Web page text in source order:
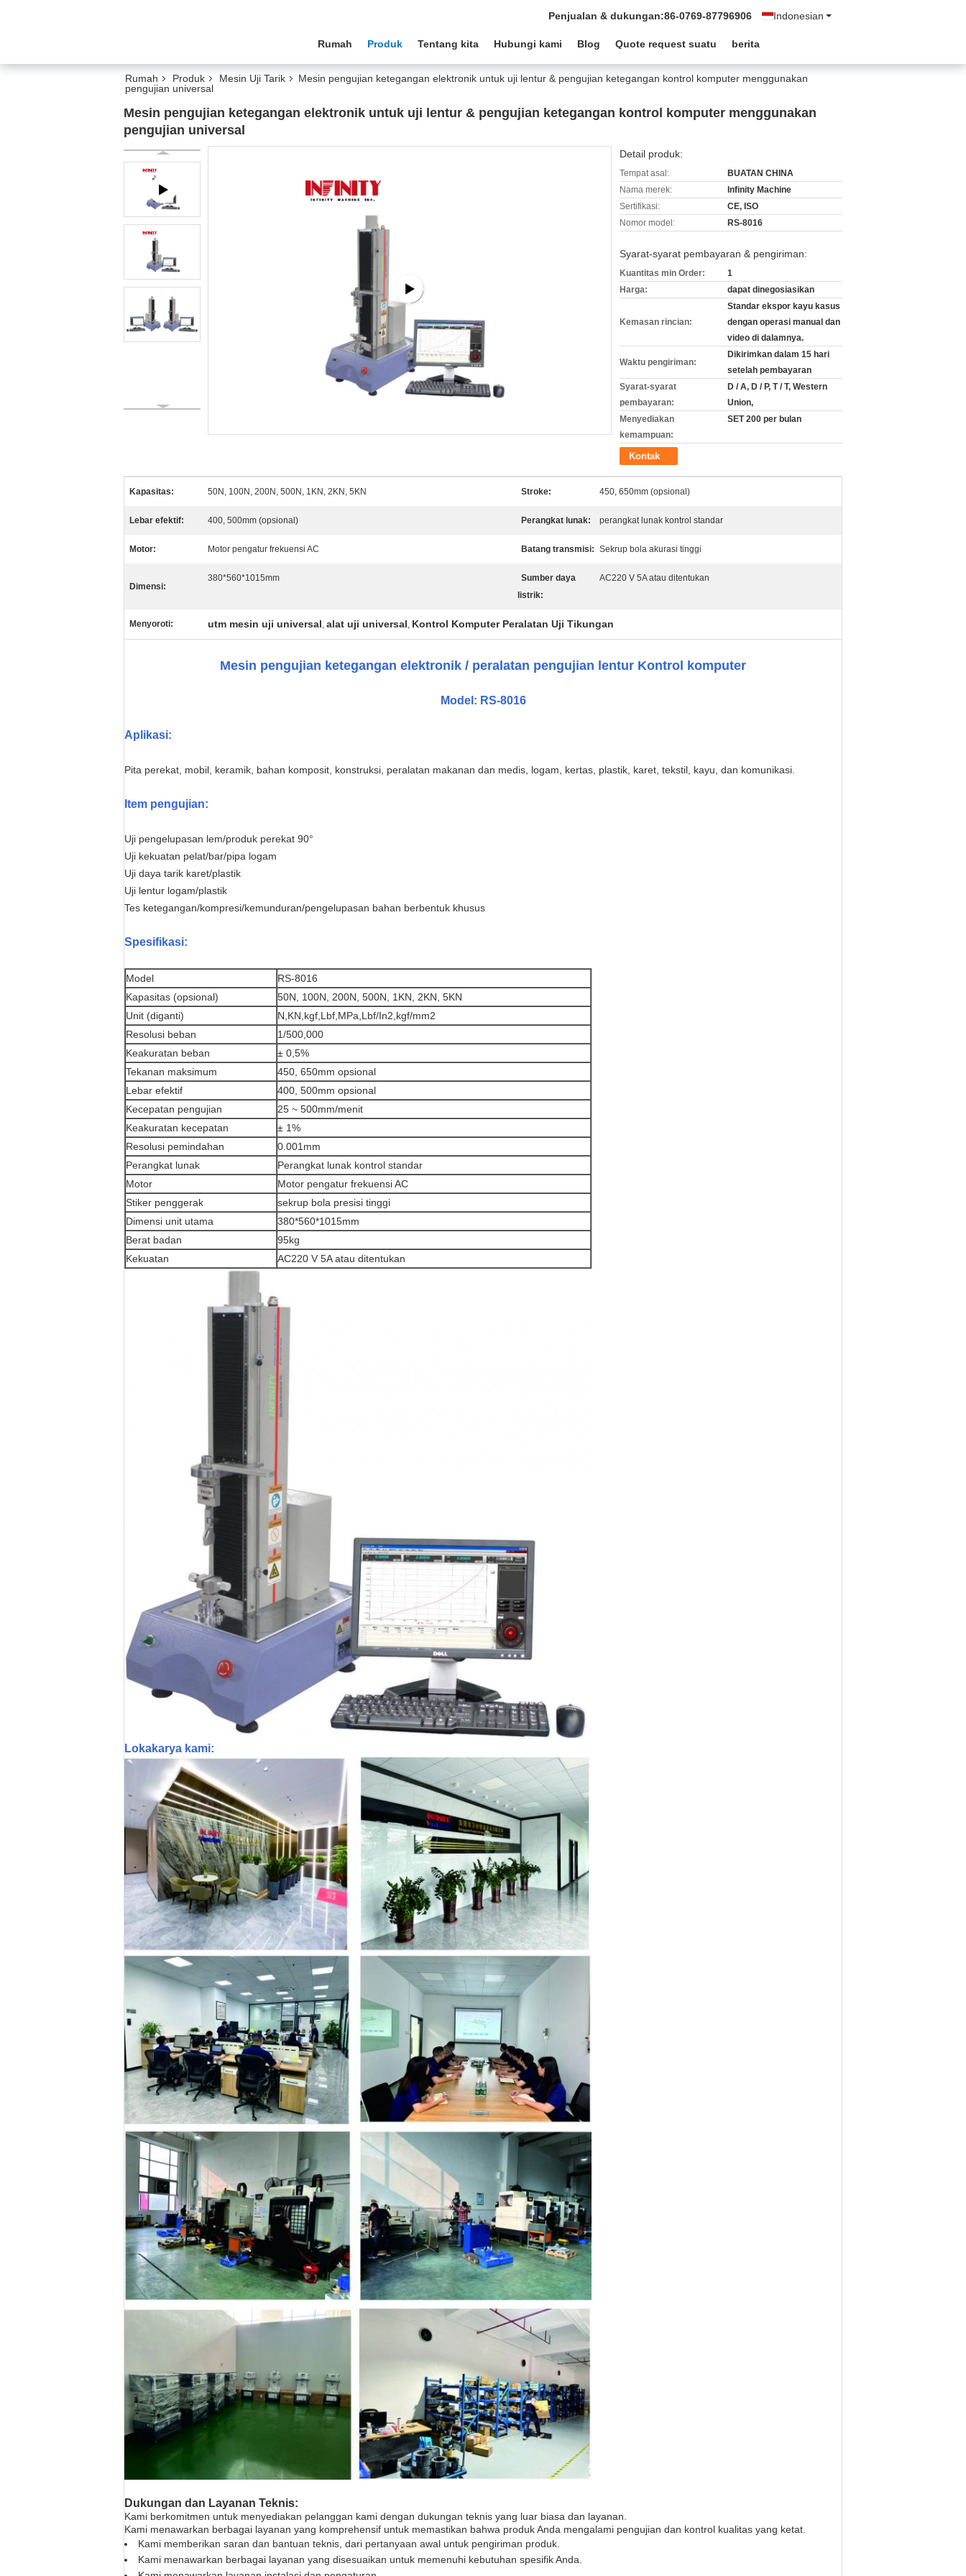
Indonesian
Penjualan & dukungan:86-0769-87796906
Rumah Produk Tentang kita Hubungi kami Blog Quote request suatu berita
Rumah Produk Mesin Uji Tarik
Mesin pengujian ketegangan elektronik untuk uji lentur & pengujian ketegangan kontrol komputer menggunakan
pengujian universal
Mesin pengujian ketegangan elektronik untuk uji lentur & pengujian ketegangan kontrol komputer menggunakan
pengujian universal
Detail produk:
Tempat asal:
BUATAN CHINA
Nama merek:
Infinity Machine
Sertifikasi:
CE, ISO
Nomor model:
RS-8016
Syarat-syarat pembayaran & pengiriman:
Kuantitas min Order:
1
Harga:
dapat dinegosiasikan
Kemasan rincian:
Standar ekspor kayu kasus
dengan operasi manual dan
video di dalamnya.
Waktu pengiriman:
Dikirimkan dalam 15 hari
setelah pembayaran
Syarat-syarat
pembayaran:
D / A, D / P, T / T, Western
Union,
Menyediakan
kemampuan:
SET 200 per bulan
Kontak
Kapasitas: 50N, 100N, 200N, 500N, 1KN, 2KN, 5KN Stroke: 450, 650mm (opsional)
Lebar efektif: 400, 500mm (opsional) Perangkat lunak: perangkat lunak kontrol standar
Motor: Motor pengatur frekuensi AC Batang transmisi: Sekrup bola akurasi tinggi
Dimensi:
380*560*1015mm
Sumber daya
listrik:
AC220 V 5A atau ditentukan
Menyoroti: utm mesin uji universal, alat uji universal, Kontrol Komputer Peralatan Uji Tikungan
Mesin pengujian ketegangan elektronik / peralatan pengujian lentur Kontrol komputer
Model: RS-8016
Aplikasi:
Pita perekat, mobil, keramik, bahan komposit, konstruksi, peralatan makanan dan medis, logam, kertas, plastik, karet, tekstil, kayu, dan komunikasi.
Item pengujian:
Uji pengelupasan lem/produk perekat 90°
Uji kekuatan pelat/bar/pipa logam
Uji daya tarik karet/plastik
Uji lentur logam/plastik
Tes ketegangan/kompresi/kemunduran/pengelupasan bahan berbentuk khusus
Spesifikasi:
Model
RS-8016
Kapasitas (opsional)
50N, 100N, 200N, 500N, 1KN, 2KN, 5KN
Unit (diganti)
N,KN,kgf,Lbf,MPa,Lbf/In2,kgf/mm2
Resolusi beban
1/500,000
Keakuratan beban
± 0,5%
Tekanan maksimum
450, 650mm opsional
Lebar efektif
400, 500mm opsional
Kecepatan pengujian
25 ~ 500mm/menit
Keakuratan kecepatan
± 1%
Resolusi pemindahan
0.001mm
Perangkat lunak
Perangkat lunak kontrol standar
Motor
Motor pengatur frekuensi AC
Stiker penggerak
sekrup bola presisi tinggi
Dimensi unit utama
380*560*1015mm
Berat badan
95kg
Kekuatan
AC220 V 5A atau ditentukan
Lokakarya kami:
Dukungan dan Layanan Teknis:
Kami berkomitmen untuk menyediakan pelanggan kami dengan dukungan teknis yang luar biasa dan layanan.
Kami menawarkan berbagai layanan yang komprehensif untuk memastikan bahwa produk Anda mengalami pengujian dan kontrol kualitas yang ketat.
Kami memberikan saran dan bantuan teknis, dari pertanyaan awal untuk pengiriman produk.
Kami menawarkan berbagai layanan yang disesuaikan untuk memenuhi kebutuhan spesifik Anda.